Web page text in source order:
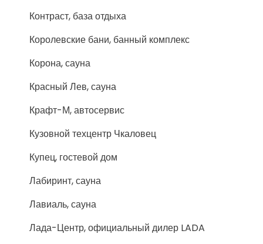
Контраст, база отдыха
Королевские бани, банный комплекс
Корона, сауна
Красный Лев, сауна
Крафт-М, автосервис
Кузовной техцентр Чкаловец
Купец, гостевой дом
Лабиринт, сауна
Лавиаль, сауна
Лада-Центр, официальный дилер LADA